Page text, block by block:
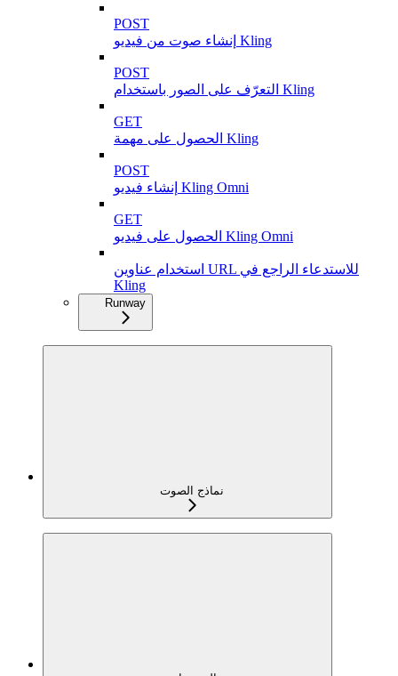
POST
إنشاء صوت من فيديو Kling
POST
التعرّف على الصور باستخدام Kling
GET
الحصول على مهمة Kling
POST
إنشاء فيديو Kling Omni
GET
الحصول على فيديو Kling Omni
استخدام عناوين URL للاستدعاء الراجع في
Kling
Runway
نماذج الصوت